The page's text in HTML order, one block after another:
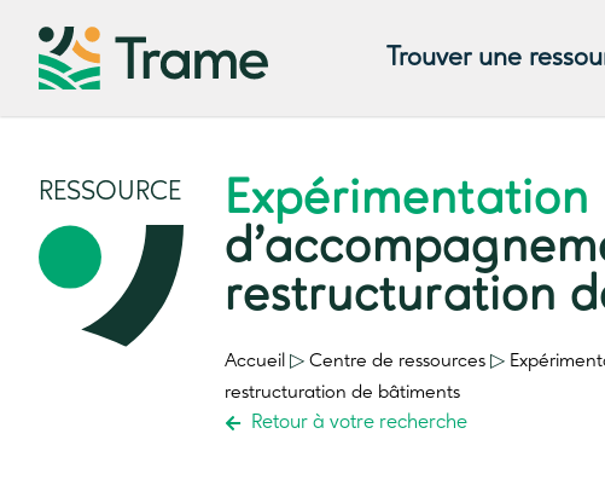
Trouver une
RESSOURCE Expérimentation
restructuration
Accueil ▷ Centre de ressources ▷
restructuration de bâtiments
Retour à votre recherche